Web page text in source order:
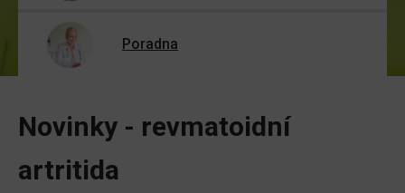
Poradna
Novinky - revmatoidní
artritida